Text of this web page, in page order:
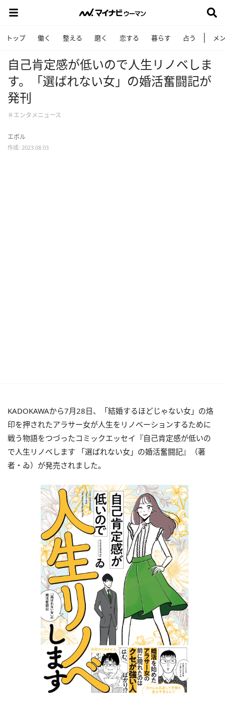
トップ 働く 整える 磨く 恋する 暮らす 占う メ
自己肯定感が低いので人生リノベしま
す。「選ばれない女」の婚活奮闘記が
発刊
＃エンタメニュース
エボル
作成: 2023.08.03
KADOKAWAから7月28日、「結婚するほどじゃない女」の烙
印を押されたアラサー女が人生をリノベーションするために
戦う物語をつづったコミックエッセイ『自己肯定感が低いの
で人生リノベします 「選ばれない女」の婚活奮闘記』（著
者・ゐ）が発売されました。